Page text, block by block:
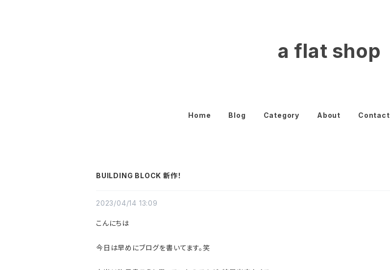
a flat shop
Home Blog Category About Contact
BUILDING BLOCK 新作！
2023/04/14 13:09
こんにちは
今日は早めにブログを書いてます。笑